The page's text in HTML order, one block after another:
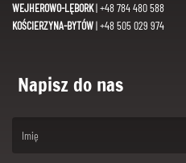
WEJHEROWO-LĘBORK| +48 784 480 588
KOŚCIERZYNA-BYTÓW| +48 505 029 974
Napisz do nas